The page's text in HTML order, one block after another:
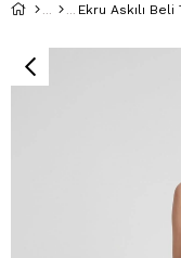
Ekru Askılı